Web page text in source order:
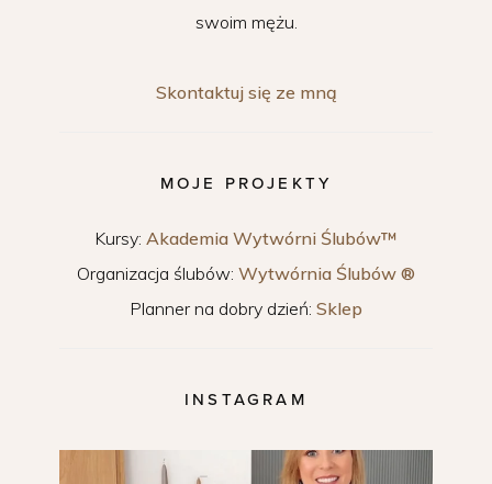
swoim mężu.
Skontaktuj się ze mną
MOJE PROJEKTY
Kursy: Akademia Wytwórni Ślubów™
Organizacja ślubów: Wytwórnia Ślubów ®
Planner na dobry dzień: Sklep
INSTAGRAM